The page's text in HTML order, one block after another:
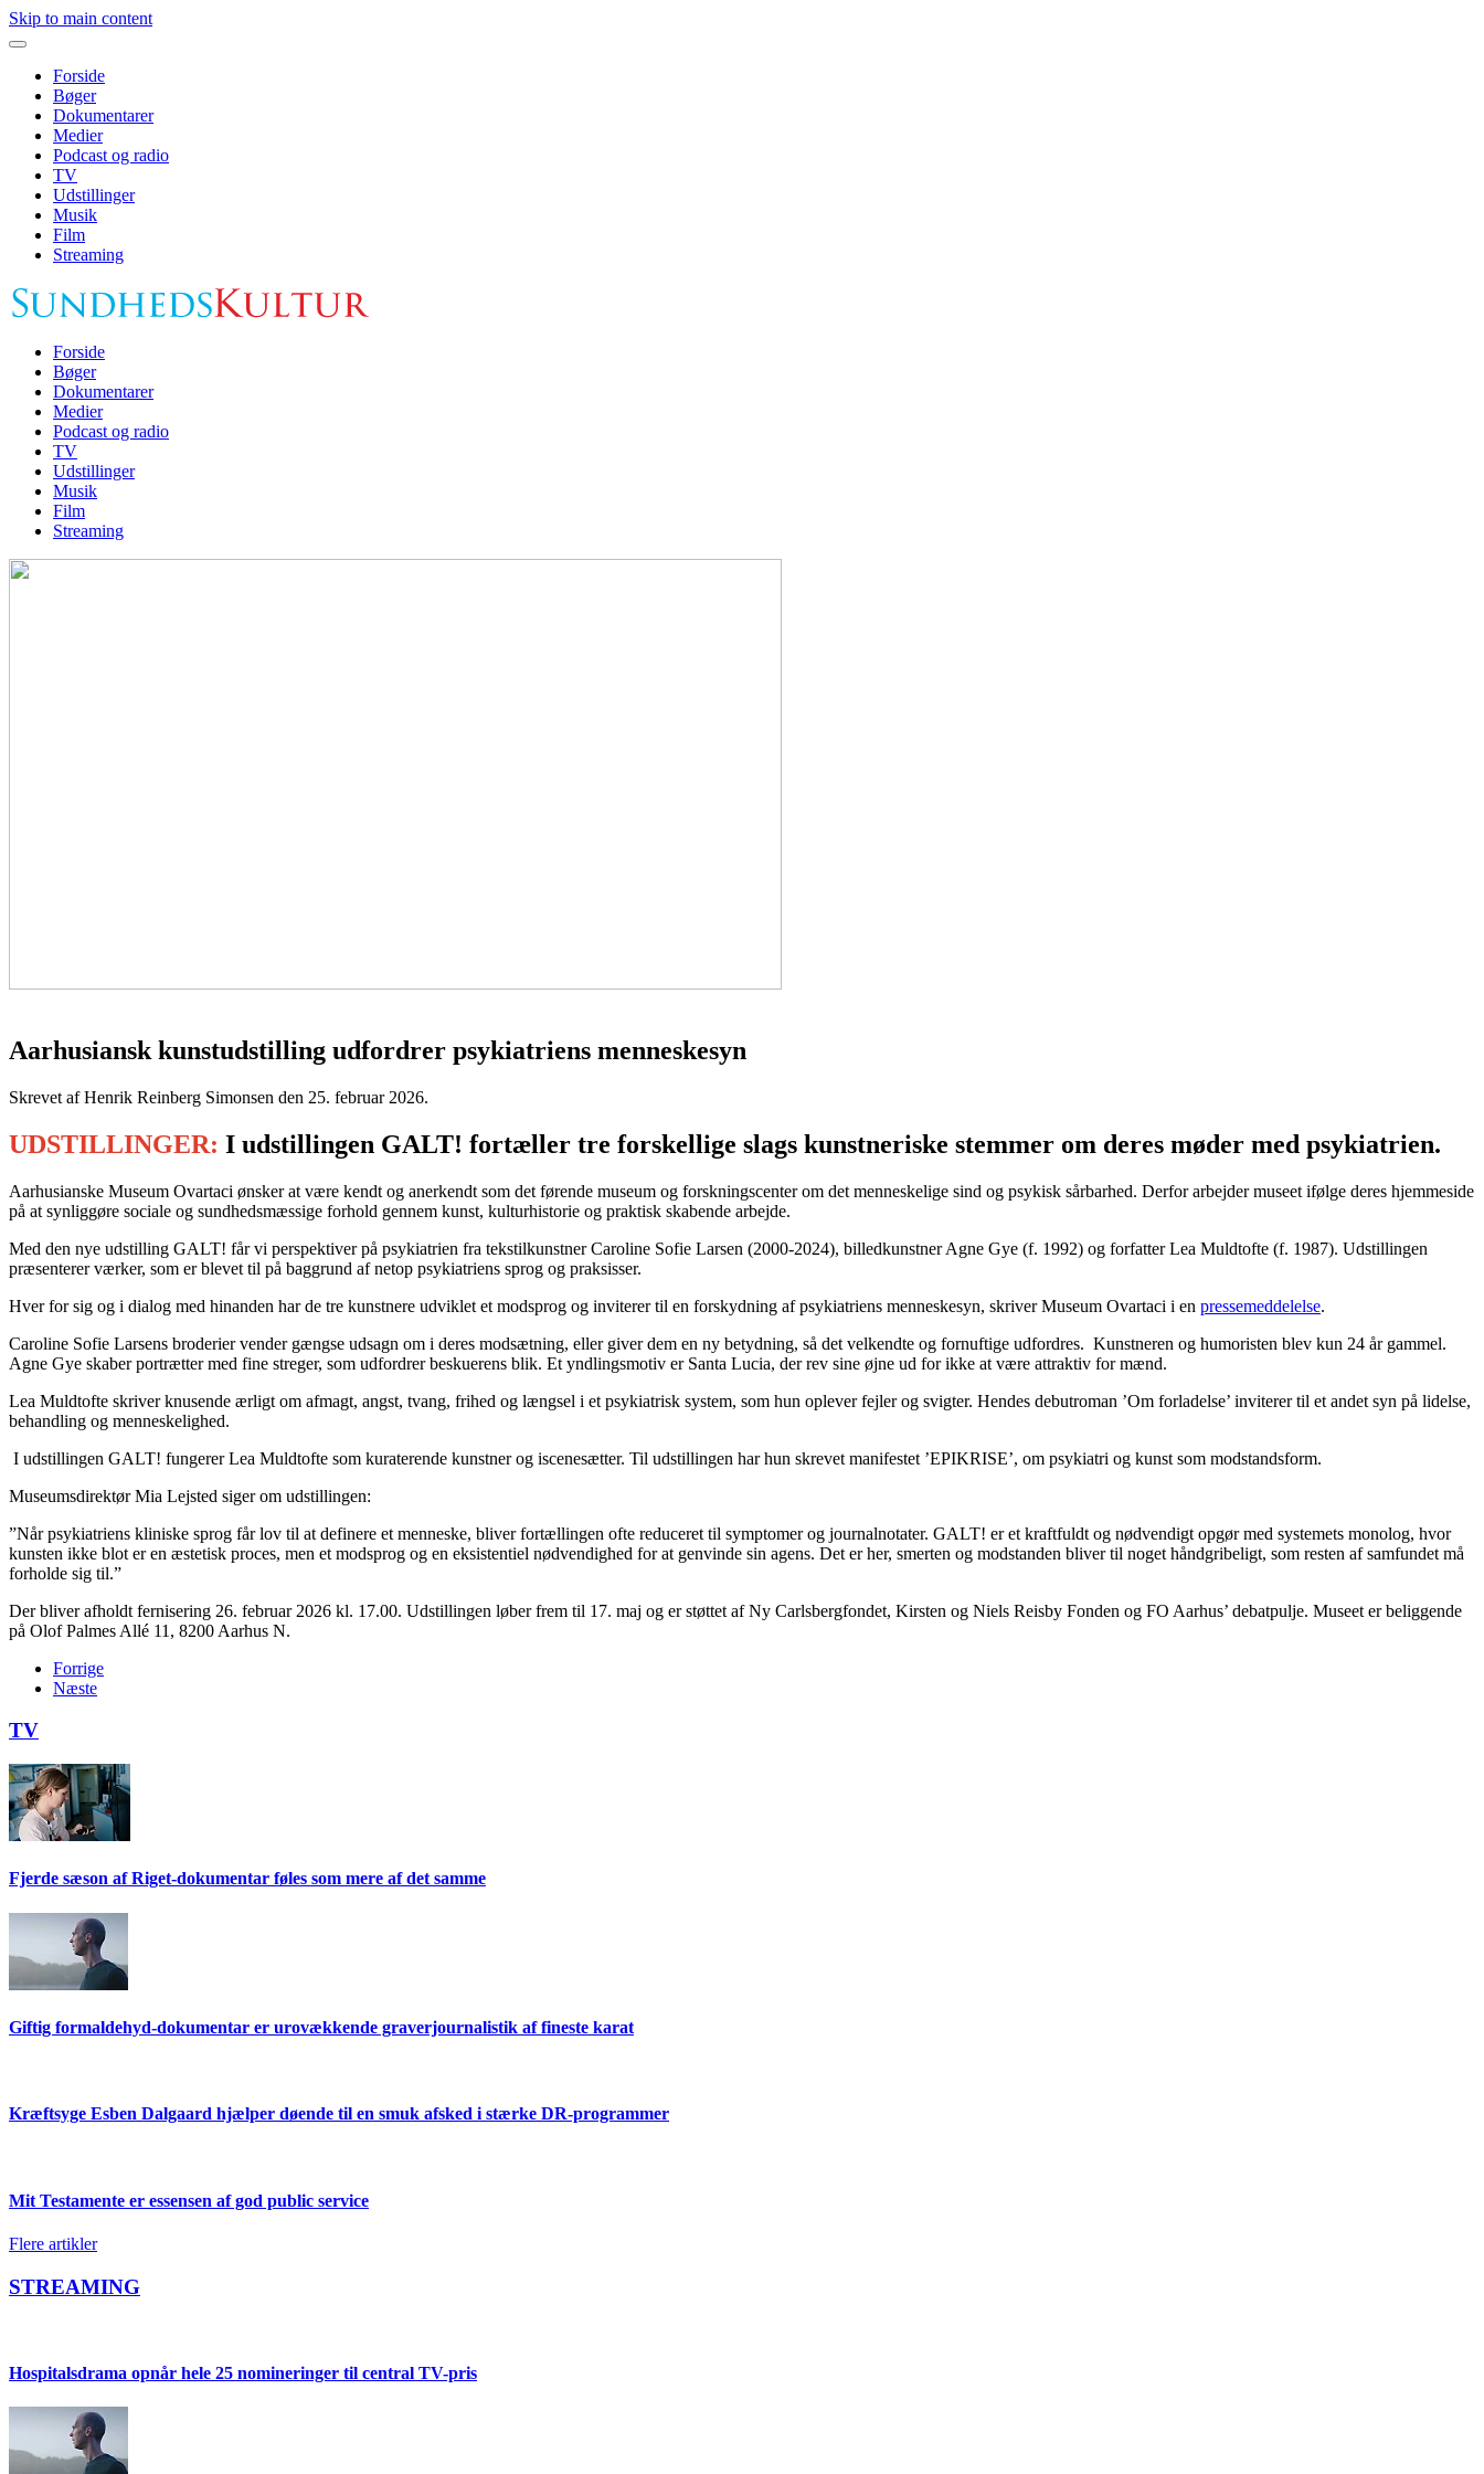
Skip to main content
Forside
Bøger
Dokumentarer
Medier
Podcast og radio
TV
Udstillinger
Musik
Film
Streaming
Forside
Bøger
Dokumentarer
Medier
Podcast og radio
TV
Udstillinger
Musik
Film
Streaming
Aarhusiansk kunstudstilling udfordrer psykiatriens menneskesyn
Skrevet af Henrik Reinberg Simonsen den 25. februar 2026.
UDSTILLINGER: I udstillingen GALT! fortæller tre forskellige slags kunstneriske stemmer om deres møder med psykiatrien.
Aarhusianske Museum Ovartaci ønsker at være kendt og anerkendt som det førende museum og forskningscenter om det menneskelige sind og psykisk sårbarhed. Derfor arbejder museet ifølge deres hjemmeside
på at synliggøre sociale og sundhedsmæssige forhold gennem kunst, kulturhistorie og praktisk skabende arbejde.
Med den nye udstilling GALT! får vi perspektiver på psykiatrien fra tekstilkunstner Caroline Sofie Larsen (2000-2024), billedkunstner Agne Gye (f. 1992) og forfatter Lea Muldtofte (f. 1987). Udstillingen
præsenterer værker, som er blevet til på baggrund af netop psykiatriens sprog og praksisser.
Hver for sig og i dialog med hinanden har de tre kunstnere udviklet et modsprog og inviterer til en forskydning af psykiatriens menneskesyn, skriver Museum Ovartaci i en pressemeddelelse.
Caroline Sofie Larsens broderier vender gængse udsagn om i deres modsætning, eller giver dem en ny betydning, så det velkendte og fornuftige udfordres. Kunstneren og humoristen blev kun 24 år gammel.
Agne Gye skaber portrætter med fine streger, som udfordrer beskuerens blik. Et yndlingsmotiv er Santa Lucia, der rev sine øjne ud for ikke at være attraktiv for mænd.
Lea Muldtofte skriver knusende ærligt om afmagt, angst, tvang, frihed og længsel i et psykiatrisk system, som hun oplever fejler og svigter. Hendes debutroman ’Om forladelse’ inviterer til et andet syn på lidelse,
behandling og menneskelighed.
I udstillingen GALT! fungerer Lea Muldtofte som kuraterende kunstner og iscenesætter. Til udstillingen har hun skrevet manifestet ’EPIKRISE’, om psykiatri og kunst som modstandsform.
Museumsdirektør Mia Lejsted siger om udstillingen:
”Når psykiatriens kliniske sprog får lov til at definere et menneske, bliver fortællingen ofte reduceret til symptomer og journalnotater. GALT! er et kraftfuldt og nødvendigt opgør med systemets monolog, hvor
kunsten ikke blot er en æstetisk proces, men et modsprog og en eksistentiel nødvendighed for at genvinde sin agens. Det er her, smerten og modstanden bliver til noget håndgribeligt, som resten af samfundet må
forholde sig til.”
Der bliver afholdt fernisering 26. februar 2026 kl. 17.00. Udstillingen løber frem til 17. maj og er støttet af Ny Carlsbergfondet, Kirsten og Niels Reisby Fonden og FO Aarhus’ debatpulje. Museet er beliggende
på Olof Palmes Allé 11, 8200 Aarhus N.
Forrige
Næste
TV
Fjerde sæson af Riget-dokumentar føles som mere af det samme
Giftig formaldehyd-dokumentar er urovækkende graverjournalistik af fineste karat
Kræftsyge Esben Dalgaard hjælper døende til en smuk afsked i stærke DR-programmer
Mit Testamente er essensen af god public service
Flere artikler
STREAMING
Hospitalsdrama opnår hele 25 nomineringer til central TV-pris